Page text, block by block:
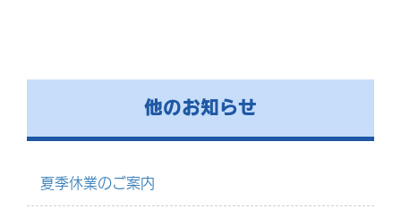
他のお知らせ
夏季休業のご案内